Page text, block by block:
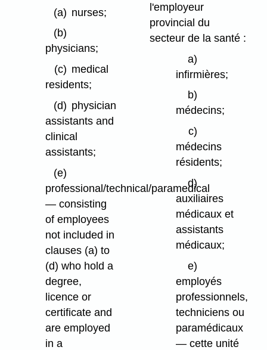
(a) nurses;
(b)
physicians;
(c) medical
residents;
(d) physician
assistants and
clinical
assistants;
(e)
professional/technical/paramedical
— consisting
of employees
not included in
clauses (a) to
(d) who hold a
degree,
licence or
certificate and
are employed
in a
l'employeur
provincial du
secteur de la santé :
a)
infirmières;
b)
médecins;
c)
médecins
résidents;
d)
auxiliaires
médicaux et
assistants
médicaux;
e)
employés
professionnels,
techniciens ou
paramédicaux
— cette unité